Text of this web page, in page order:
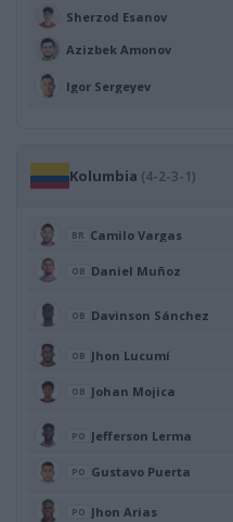
Sherzod Esanov
Azizbek Amonov
Igor Sergeyev
Kolumbia (4-2-3-1)
BR Camilo Vargas
OB Daniel Muñoz
OB Davinson Sánchez
OB Jhon Lucumí
OB Johan Mojica
PO Jefferson Lerma
PO Gustavo Puerta
PO Jhon Arias